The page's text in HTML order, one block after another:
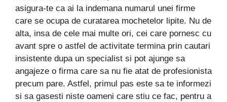
asigura-te ca ai la indemana numarul unei firme
care se ocupa de curatarea mochetelor lipite. Nu de
alta, insa de cele mai multe ori, cei care pornesc cu
avant spre o astfel de activitate termina prin cautari
insistente dupa un specialist si pot ajunge sa
angajeze o firma care sa nu fie atat de profesionista
precum pare. Astfel, primul pas este sa te informezi
si sa gasesti niste oameni care stiu ce fac, pentru a